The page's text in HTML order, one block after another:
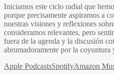
Iniciamos este ciclo radial que
porque precisamente aspiramos a
nuestras visiones y reflexiones
consideramos relevantes, pero
fuera de la agenda y la discusión
abrumadoramente por la coyuntura
Apple PodcastsSpotifyAmazon